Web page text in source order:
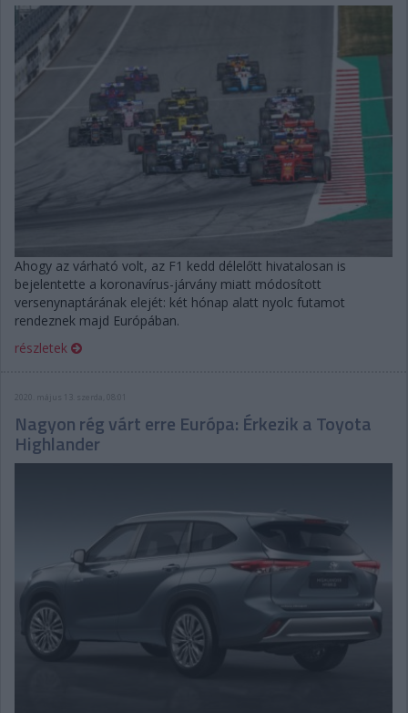
Ahogy az várható volt, az F1 kedd délelőtt hivatalosan is
bejelentette a koronavírus-járvány miatt módosított
versenynaptárának elejét: két hónap alatt nyolc futamot
rendeznek majd Európában.
részletek
2020. május 13. szerda, 08:01
Nagyon rég várt erre Európa: Érkezik a Toyota
Highlander